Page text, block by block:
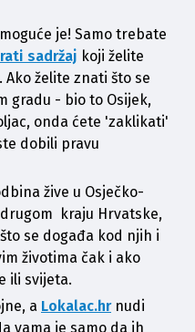
je! Samo trebate
sadržaj koji želite
želite znati što se
gradu - bio to Osijek,
onda ćete 'zaklikati'
dobili pravu
žive u Osječko-
kraju Hrvatske,
se događa kod njih i
životima čak i ako
ili svijeta.
a Lokalac.hr nudi
vama je samo da ih